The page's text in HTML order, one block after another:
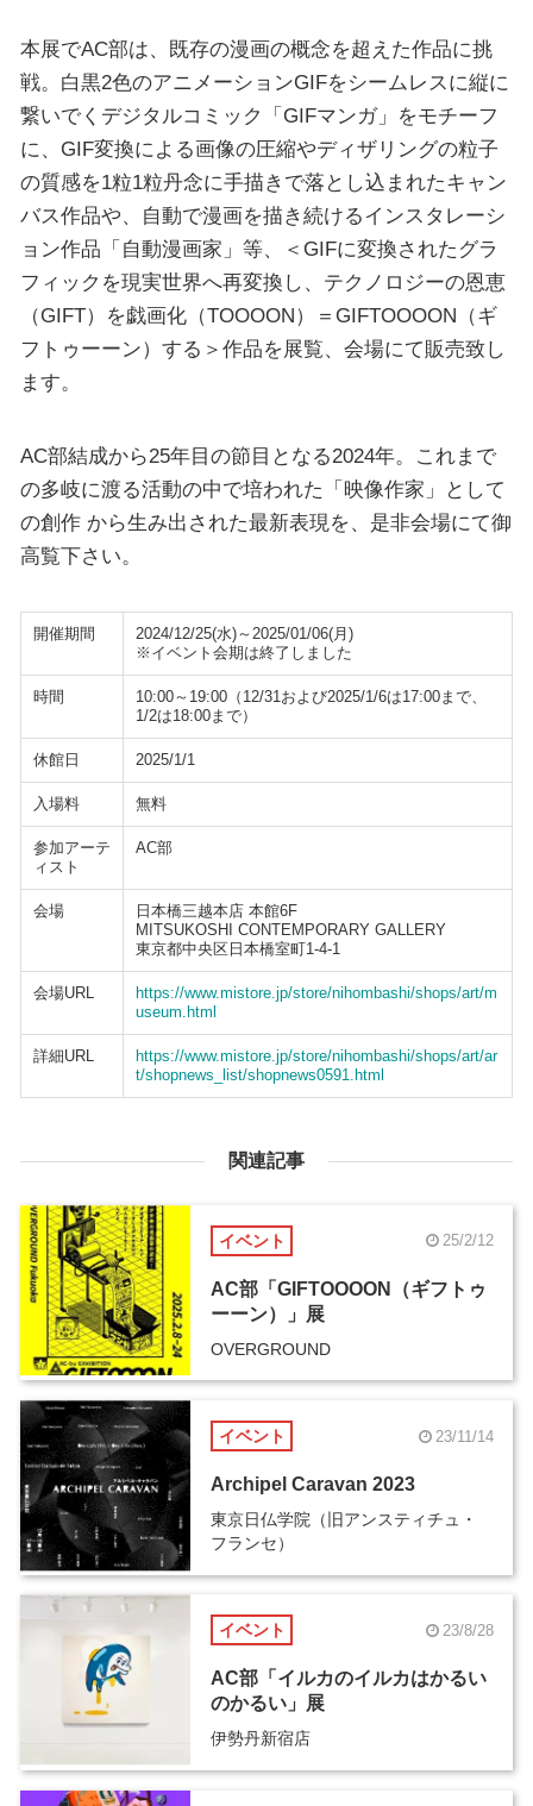
本展でAC部は、既存の漫画の概念を超えた作品に挑
戦。白黒2色のアニメーションGIFをシームレスに縦に
繋いでくデジタルコミック「GIFマンガ」をモチーフ
に、GIF変換による画像の圧縮やディザリングの粒子
の質感を1粒1粒丹念に手描きで落とし込まれたキャン
バス作品や、自動で漫画を描き続けるインスタレーシ
ョン作品「自動漫画家」等、＜GIFに変換されたグラ
フィックを現実世界へ再変換し、テクノロジーの恩恵
（GIFT）を戯画化（TOOOON）＝GIFTOOOON（ギ
フトゥーーン）する＞作品を展覧、会場にて販売致し
ます。
AC部結成から25年目の節目となる2024年。これまで
の多岐に渡る活動の中で培われた「映像作家」として
の創作 から生み出された最新表現を、是非会場にて御
高覧下さい。
開催期間
2024/12/25(水)～2025/01/06(月)
※イベント会期は終了しました
時間
10:00～19:00（12/31および2025/1/6は17:00まで、
1/2は18:00まで）
休館日 2025/1/1
入場料 無料
参加アーテ
ィスト
AC部
会場
日本橋三越本店 本館6F
MITSUKOSHI CONTEMPORARY GALLERY
東京都中央区日本橋室町1-4-1
会場URL
https://www.mistore.jp/store/nihombashi/shops/art/m
useum.html
詳細URL
https://www.mistore.jp/store/nihombashi/shops/art/ar
t/shopnews_list/shopnews0591.html
関連記事
イベント 25/2/12
AC部「GIFTOOOON（ギフトゥ
ーーン）」展
OVERGROUND
イベント 23/11/14
Archipel Caravan 2023
東京日仏学院（旧アンスティチュ・
フランセ）
イベント 23/8/28
AC部「イルカのイルカはかるい
のかるい」展
伊勢丹新宿店